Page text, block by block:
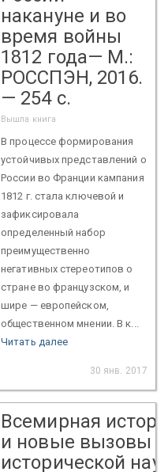
накануне и во
время войны
1812 года— М.:
РОССПЭН, 2016.
— 254 с.
Вышла книга
В процессе формирования
устойчивых представлений о
России во Франции кампания
1812 г. стала ключевой и
зафиксировала
определенный набор
преимущественно
негативных стереотипов о
стране во французском, и
шире — европейском,
общественном мнении. В к...
Читать далее
30 янв. 2017
Всемирная
и новые вызовы
исторической